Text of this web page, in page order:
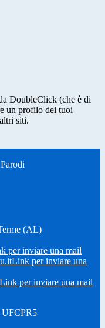
DoubleClick (che è di
un profilo dei tuoi
siti.
(AL)
per inviare una mail
Link per inviare una
Link per inviare una mail
UFCPR5